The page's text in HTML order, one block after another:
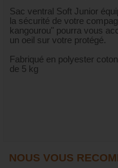
Sac ventral Soft Junior
la sécurité de votre
kangourou" pourra vous
un oeil sur votre protégé.
Fabriqué en polyester
de 5 kg
NOUS VOUS